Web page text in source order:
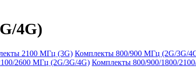
4G)
2100 МГц (3G) Комплекты 800/900 МГц (2G/3G/
2600 МГц (2G/3G/4G) Комплекты 800/900/1800/